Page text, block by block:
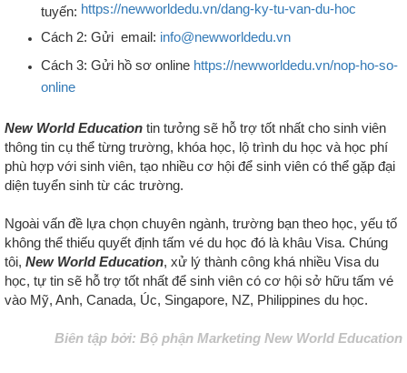
tuyến: https://newworldedu.vn/dang-ky-tu-van-du-hoc
Cách 2: Gửi email: info@newworldedu.vn
Cách 3: Gửi hồ sơ online https://newworldedu.vn/nop-ho-so-
online
New World Education tin tưởng sẽ hỗ trợ tốt nhất cho sinh viên
thông tin cụ thể từng trường, khóa học, lộ trình du học và học phí
phù hợp với sinh viên, tạo nhiều cơ hội để sinh viên có thể gặp đại
diện tuyển sinh từ các trường.
Ngoài vấn đề lựa chọn chuyên ngành, trường bạn theo học, yếu tố
không thể thiếu quyết định tấm vé du học đó là khâu Visa. Chúng
tôi, New World Education, xử lý thành công khá nhiều Visa du
học, tự tin sẽ hỗ trợ tốt nhất để sinh viên có cơ hội sở hữu tấm vé
vào Mỹ, Anh, Canada, Úc, Singapore, NZ, Philippines du học.
Biên tập bởi: Bộ phận Marketing New World Education